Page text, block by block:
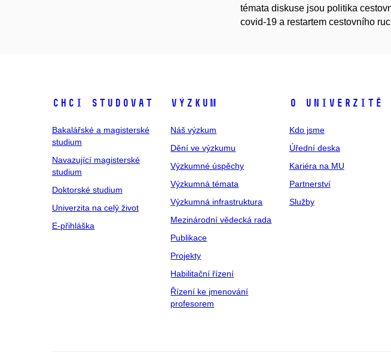
témata diskuse jsou politika
covid-19 a restartem cestovního
Chci studovat
Bakalářské a magisterské
studium
Navazující magisterské
studium
Doktorské studium
Univerzita na celý život
E-přihláška
Výzkum
Náš výzkum
Dění ve výzkumu
Výzkumné úspěchy
Výzkumná témata
Výzkumná infrastruktura
Mezinárodní vědecká rada
Publikace
Projekty
Habilitační řízení
Řízení ke jmenování
profesorem
O univerzitě
Kdo jsme
Úřední deska
Kariéra na MU
Partnerství
Služby